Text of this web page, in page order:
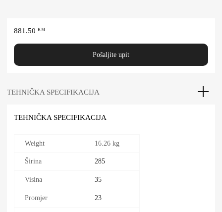
881.50 KM
Pošaljite upit
TEHNIČKA SPECIFIKACIJA
TEHNIČKA SPECIFIKACIJA
Weight 16.26 kg
Širina 285
Visina 35
Promjer 23